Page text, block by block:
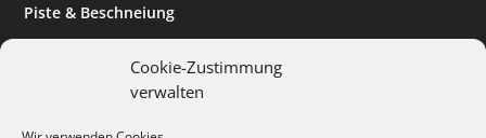
Cookie-Zustimmung
verwalten
Piste & Beschneiung